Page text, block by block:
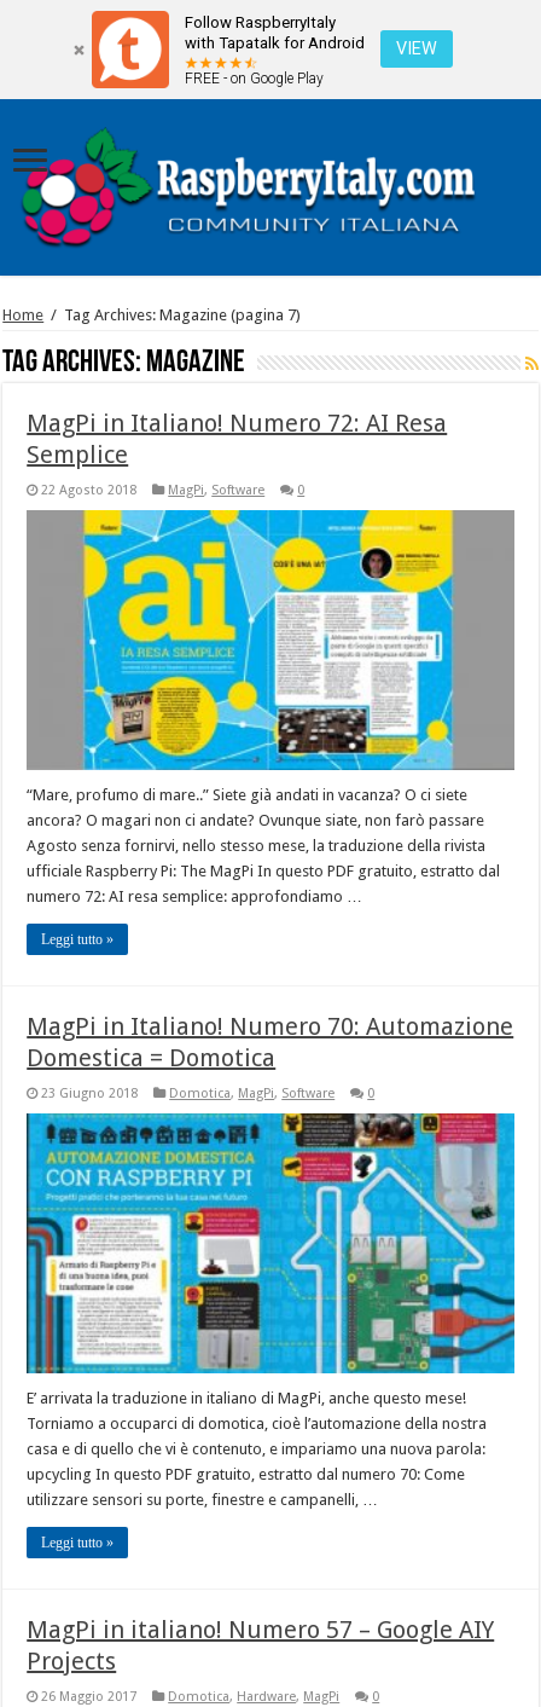
Follow RaspberryItaly
with Tapatalk for Android
FREE - on Google Play
VIEW
Home / Tag Archives: Magazine (pagina 7)
Tag Archives: Magazine
MagPi in Italiano! Numero 72: AI Resa
Semplice
22 Agosto 2018 MagPi, Software 0
“Mare, profumo di mare..” Siete già andati in vacanza? O ci siete
ancora? O magari non ci andate? Ovunque siate, non farò passare
Agosto senza fornirvi, nello stesso mese, la traduzione della rivista
ufficiale Raspberry Pi: The MagPi In questo PDF gratuito, estratto dal
numero 72: AI resa semplice: approfondiamo …
Leggi tutto »
MagPi in Italiano! Numero 70: Automazione
Domestica = Domotica
23 Giugno 2018 Domotica, MagPi, Software 0
E’ arrivata la traduzione in italiano di MagPi, anche questo mese!
Torniamo a occuparci di domotica, cioè l’automazione della nostra
casa e di quello che vi è contenuto, e impariamo una nuova parola:
upcycling In questo PDF gratuito, estratto dal numero 70: Come
utilizzare sensori su porte, finestre e campanelli, …
Leggi tutto »
MagPi in italiano! Numero 57 – Google AIY
Projects
26 Maggio 2017 Domotica, Hardware, MagPi 0